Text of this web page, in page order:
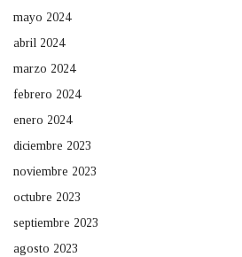
mayo 2024
abril 2024
marzo 2024
febrero 2024
enero 2024
diciembre 2023
noviembre 2023
octubre 2023
septiembre 2023
agosto 2023